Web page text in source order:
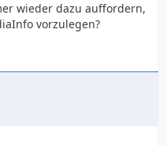
wieder dazu auffordern,
vorzulegen?